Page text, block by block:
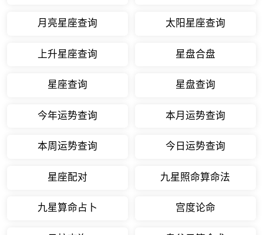
月亮星座查询 太阳星座查询
上升星座查询 星盘合盘
星座查询 星盘查询
今年运势查询 本月运势查询
本周运势查询 今日运势查询
星座配对 九星照命算命法
九星算命占卜 宫度论命